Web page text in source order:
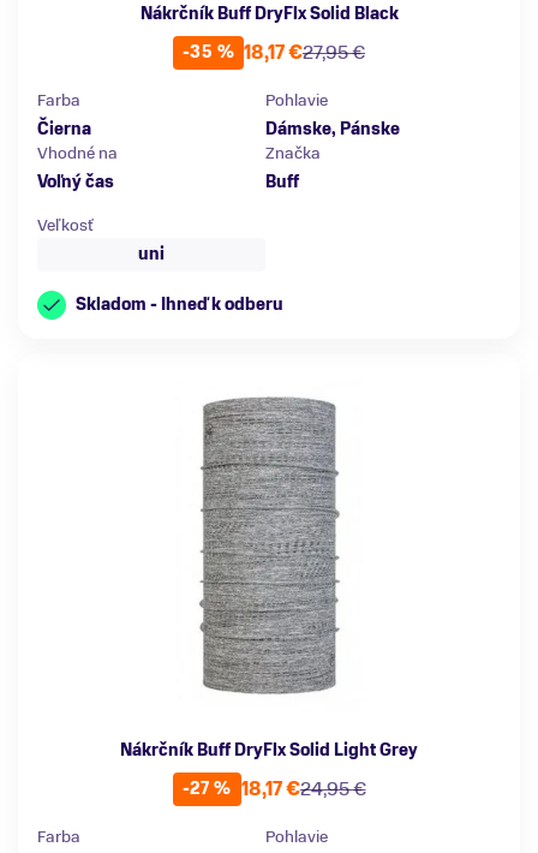
Nákrčník Buff DryFlx Solid Black
-35 %
27,95 €
18,17 €
Farba
Čierna
Pohlavie
Dámske, Pánske
Vhodné na
Voľný čas
Značka
Buff
Veľkosť
uni
Skladom - Ihneď k odberu
Nákrčník Buff DryFlx Solid Light Grey
-27 %
24,95 €
18,17 €
Farba
Pohlavie